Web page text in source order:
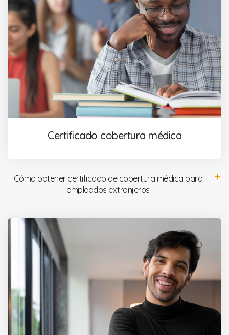
Certificado cobertura médica
Cómo obtener certificado de cobertura médica para
empleados extranjeros